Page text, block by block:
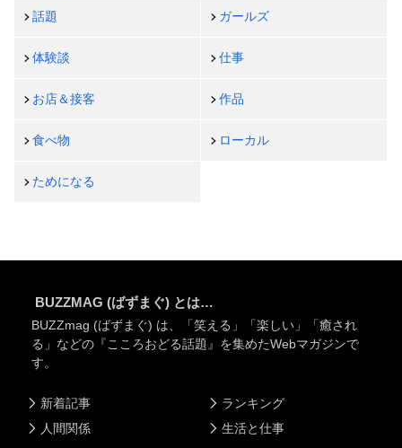
話題 ガールズ
体験談 仕事
お店＆接客 作品
食べ物 ローカル
ためになる
BUZZMAG (ばずまぐ) とは…
BUZZmag (ばずまぐ) は、「笑える」「楽しい」「癒され
る」などの『こころおどる話題』を集めたWebマガジンで
す。
新着記事
人間関係
ランキング
生活と仕事